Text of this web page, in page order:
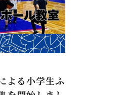
よる小学生ふ